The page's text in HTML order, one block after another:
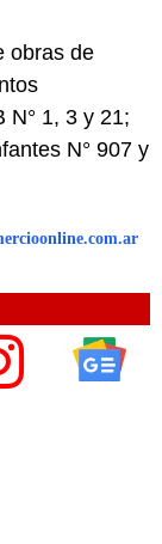
obras de
N° 1, 3 y 21;
N° 907 y